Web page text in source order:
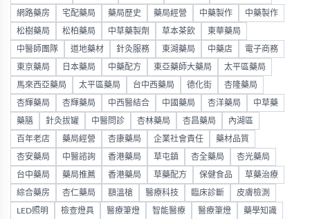
網路藥房 宅配藥局 藥局歷史 藥局經營 中藥製作 中藥製作
松樹藥局 松柏藥局 中草藥製劑 草本茶飲 東華藥局
中醫師團隊 道地藥材 針灸服務 東湖藥局 中藥店 電子商務
東京藥局 日本藥局 中藥配方 東亞藥師大藥局 太平區藥局
馬來西亞藥局 太平區藥局 台中西藥局 德化街 杏隆藥局
杏輝藥局 杏輝藥局 中西醫結合 中國藥局 杏洋藥局 中草藥
藥膳 針灸拔罐 中醫問診 杏林藥局 杏昌藥局 內湖區
百年老店 藥局經營 杏康藥局 企業社會責任 藥材品質
杏安藥局 中醫諮詢 香港藥局 草屯鎮 杏全藥局 杏光藥局
台中藥局 藥局推薦 香港藥局 草藥配方 保健食品 草藥治療
綜合藥房 杏仁藥局 額溫槍 醫療科技 臨床診斷 皮膚檢測
LED照明 檢查燈具 醫療筆燈 智能醫療 醫療筆燈 藥學知識